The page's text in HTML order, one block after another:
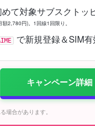
て対象サブスクトッ
2,780円)。1回線1回限り。
で新規登録＆SIM有
キャンペーン詳
場合があります。